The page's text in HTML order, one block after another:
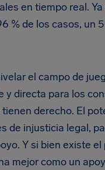
en tiempo real. Ya
% de los casos, un
el campo de
directa para los
derecho. El
de injusticia legal,
Y si bien existe
mejor como un